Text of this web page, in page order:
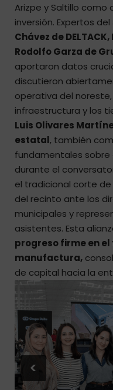
Arizpe y Saltillo
inversión. Expertos
Chávez de
Rodolfo Garza de
aportaron datos
discutieron
operativa del
infraestructura y los
Luis Olivares
estatal, también
fundamentales sobre
durante el
el tradicional corte
del recinto ante los
municipales y
asistentes. Esta
progreso firme en
manufactura,
de capital hacia la
<